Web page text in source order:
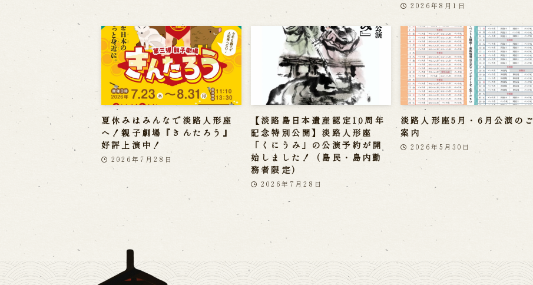
2026年8月1日
夏休みはみんなで淡路人形座
へ！親子劇場『きんたろう』
好評上演中！
2026年7月28日
【淡路島日本遺産認定10周年
記念特別公開】淡路人形座
「くにうみ」の公演予約が開
始しました！（島民・島内勤
務者限定）
2026年7月28日
淡路人形座5月・6月公演のご
案内
2026年5月30日